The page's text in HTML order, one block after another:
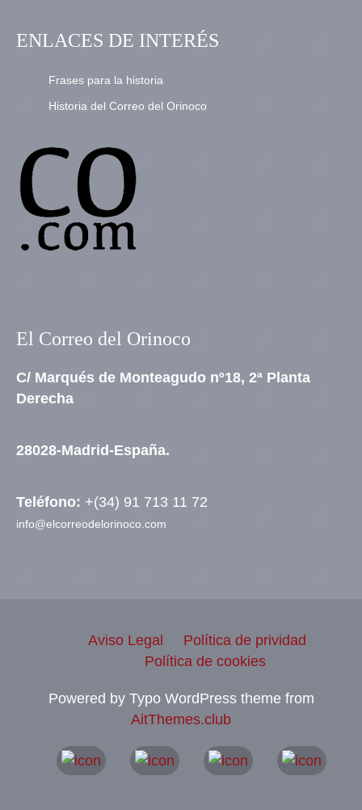
ENLACES DE INTERÉS
Frases para la historia
Historia del Correo del Orinoco
El Correo del Orinoco
C/ Marqués de Monteagudo nº18, 2ª Planta
Derecha
28028-Madrid-España.
Teléfono: +(34) 91 713 11 72
info@elcorreodelorinoco.com
Aviso Legal
Política de prividad
Política de cookies
Powered by Typo WordPress theme from
AitThemes.club